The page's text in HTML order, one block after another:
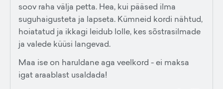
soov raha välja petta. Hea, kui pääsed ilma
suguhaigusteta ja lapseta. Kümneid kordi nähtud,
hoiatatud ja ikkagi leidub lolle, kes sõstrasilmade
ja valede küüsi langevad.
Maa ise on haruldane aga veelkord - ei maksa
igat araablast usaldada!